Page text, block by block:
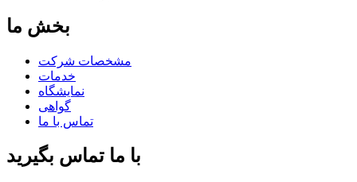
بخش ما
مشخصات شرکت
خدمات
نمایشگاه
گواهی
تماس با ما
با ما تماس بگیرید